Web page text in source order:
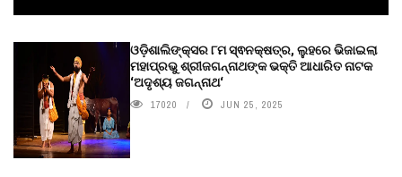
ଓଡ଼ିଶାଲିଙ୍କ୍ସର ୮ମ ସ୍ଵନକ୍ଷତ୍ର, ଲୁହରେ ଭିଜାଇଲା
ମହାପ୍ରଭୁ ଶ୍ରୀଜଗନ୍ନାଥଙ୍କ ଭକ୍ତି ଆଧାରିତ ନାଟକ
‘ଅଦୃଶ୍ୟ ଜଗନ୍ନାଥ‘
17020 JUN 25, 2025